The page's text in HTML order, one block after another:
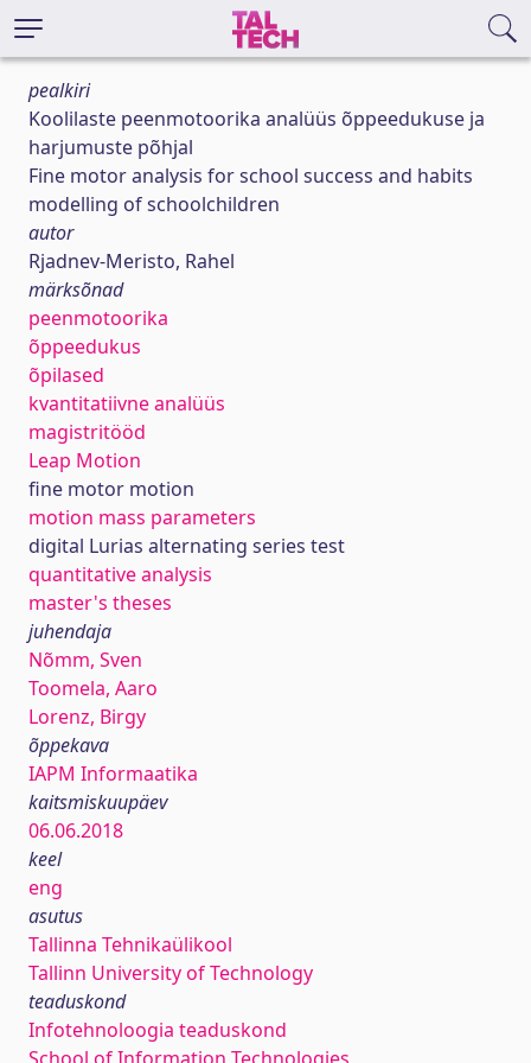
pealkiri
Koolilaste peenmotoorika analüüs õppeedukuse ja
harjumuste põhjal
Fine motor analysis for school success and habits
modelling of schoolchildren
autor
Rjadnev-Meristo, Rahel
märksõnad
peenmotoorika
õppeedukus
õpilased
kvantitatiivne analüüs
magistritööd
Leap Motion
fine motor motion
motion mass parameters
digital Lurias alternating series test
quantitative analysis
master's theses
juhendaja
Nõmm, Sven
Toomela, Aaro
Lorenz, Birgy
õppekava
IAPM Informaatika
kaitsmiskuupäev
06.06.2018
keel
eng
asutus
Tallinna Tehnikaülikool
Tallinn University of Technology
teaduskond
Infotehnoloogia teaduskond